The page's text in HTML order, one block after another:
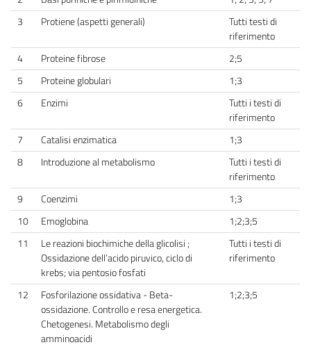
3
Protiene (aspetti generali)
Tutti testi di
riferimento
4
Proteine fibrose
2;5
5
Proteine globulari
1;3
6
Enzimi
Tutti i testi di
riferimento
7
Catalisi enzimatica
1;3
8
Introduzione al metabolismo
Tutti i testi di
riferimento
9
Coenzimi
1;3
10
Emoglobina
1;2;3;5
11
Le reazioni biochimiche della glicolisi ;
Ossidazione dell’acido piruvico, ciclo di
krebs; via pentosio fosfati
Tutti i testi di
riferimento
12
Fosforilazione ossidativa - Beta-
ossidazione. Controllo e resa energetica.
Chetogenesi. Metabolismo degli
amminoacidi
1;2;3;5